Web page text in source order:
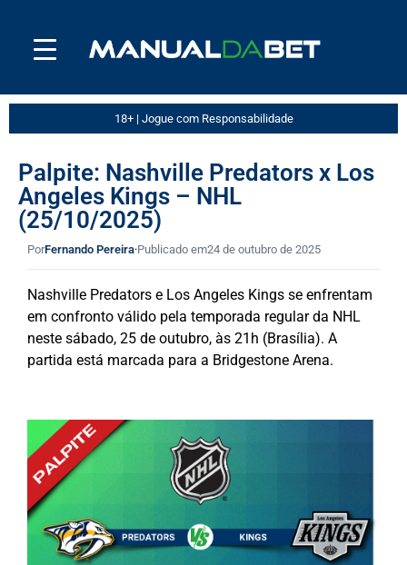
18+ | Jogue com Responsabilidade
Palpite: Nashville Predators x Los
Angeles Kings – NHL
(25/10/2025)
PorFernando Pereira·Publicado em24 de outubro de 2025
Nashville Predators e Los Angeles Kings se enfrentam
em confronto válido pela temporada regular da NHL
neste sábado, 25 de outubro, às 21h (Brasília). A
partida está marcada para a Bridgestone Arena.